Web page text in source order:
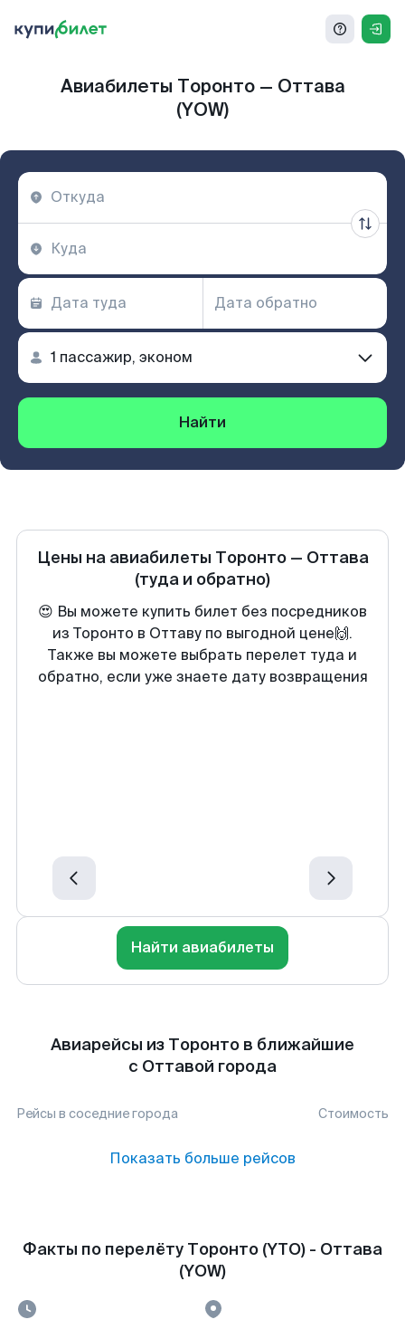
Авиабилеты Торонто — Оттава
(YOW)
Найти
Цены на авиабилеты Торонто— Оттава
(туда и обратно)
😍 Вы можете купить билет без посредников
из Торонто в Оттаву по выгодной цене🙌.
Также вы можете выбрать перелет туда и
обратно, если уже знаете дату возвращения
Найти авиабилеты
Авиарейсы из Торонто в ближайшие
с Оттавой города
Рейсы в соседние города Стоимость
Показать больше рейсов
Факты по перелёту Торонто (YTO) - Оттава
(YOW)